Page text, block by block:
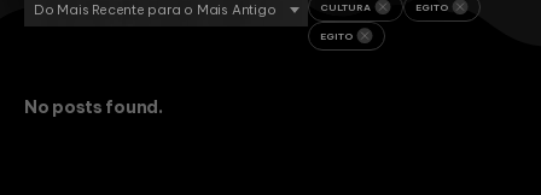
Cultura
Montanha
CULTURA EGITO
EGITO
Do Mais Recente para o Mais Antigo
No posts found.